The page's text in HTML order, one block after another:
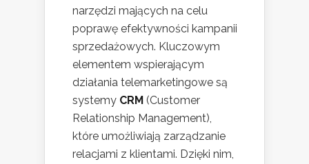
narzędzi mających na celu
poprawę efektywności kampanii
sprzedażowych. Kluczowym
elementem wspierającym
działania telemarketingowe są
systemy CRM (Customer
Relationship Management),
które umożliwiają zarządzanie
relacjami z klientami. Dzięki nim,